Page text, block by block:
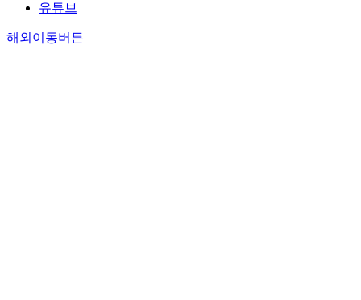
유튜브
해외이동버튼